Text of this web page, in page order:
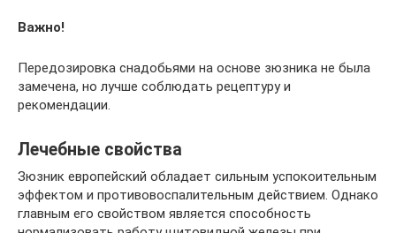
Важно!
Передозировка снадобьями на основе зюзника не была
замечена, но лучше соблюдать рецептуру и
рекомендации.
Лечебные свойства
Зюзник европейский обладает сильным успокоительным
эффектом и противовоспалительным действием. Однако
главным его свойством является способность